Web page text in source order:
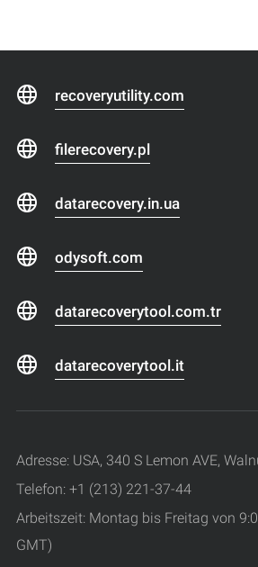
recoveryutility.com
filerecovery.pl
datarecovery.in.ua
odysoft.com
datarecoverytool.com.tr
datarecoverytool.it
Adresse: USA, 340 S Lemon AVE,
Telefon: +1 (213) 221-37-44
Arbeitszeit: Montag bis Freitag von
GMT)